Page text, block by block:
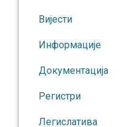
Вијести
Информације
Документација
Регистри
Легислатива